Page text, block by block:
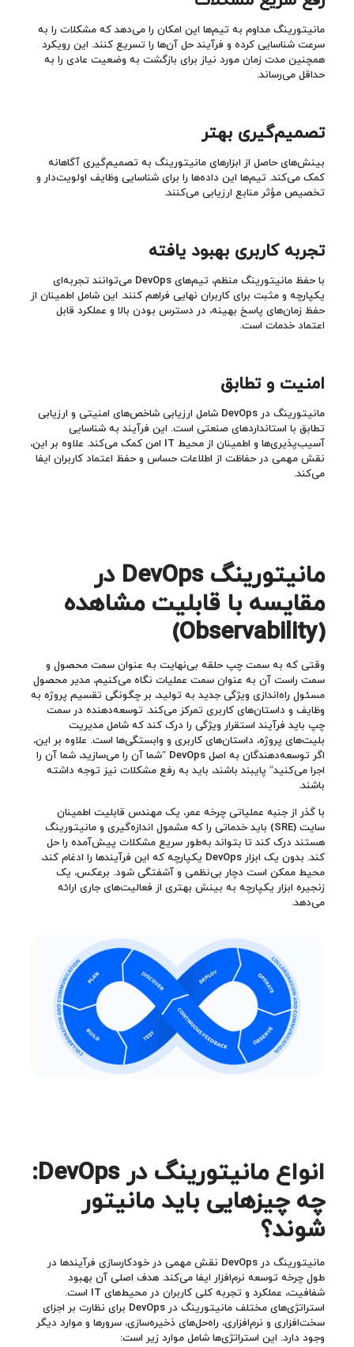
مانیتورینگ مداوم به تیم‌ها این امکان را می‌دهد که مشکلات را به
سرعت شناسایی کرده و فرآیند حل آن‌ها را تسریع کنند. این رویکرد
همچنین مدت زمان مورد نیاز برای بازگشت به وضعیت عادی را به
حداقل می‌رساند.
تصمیم‌گیری بهتر
بینش‌های حاصل از ابزارهای مانیتورینگ به تصمیم‌گیری آگاهانه
کمک می‌کند. تیم‌ها این داده‌ها را برای شناسایی وظایف اولویت‌دار و
تخصیص مؤثر منابع ارزیابی می‌کنند.
تجربه کاربری بهبود یافته
با حفظ مانیتورینگ منظم، تیم‌های DevOps می‌توانند تجربه‌ای
یکپارچه و مثبت برای کاربران نهایی فراهم کنند. این شامل اطمینان از
حفظ زمان‌های پاسخ بهینه، در دسترس بودن بالا و عملکرد قابل
اعتماد خدمات است.
امنیت و تطابق
مانیتورینگ در DevOps شامل ارزیابی شاخص‌های امنیتی و ارزیابی
تطابق با استانداردهای صنعتی است. این فرآیند به شناسایی
آسیب‌پذیری‌ها و اطمینان از محیط IT امن کمک می‌کند. علاوه بر این،
نقش مهمی در حفاظت از اطلاعات حساس و حفظ اعتماد کاربران ایفا
می‌کند.
مانیتورینگDevOps در
مقایسه با قابلیت مشاهده
(Observability)
وقتی که به سمت چپ حلقه بی‌نهایت به عنوان سمت محصول و
سمت راست آن به عنوان سمت عملیات نگاه می‌کنیم، مدیر محصول
مسئول راه‌اندازی ویژگی جدید به تولید، بر چگونگی تقسیم پروژه به
وظایف و داستان‌های کاربری تمرکز می‌کند. توسعه‌دهنده در سمت
چپ باید فرآیند استقرار ویژگی را درک کند که شامل مدیریت
بلیت‌های پروژه، داستان‌های کاربری و وابستگی‌ها است. علاوه بر این،
اگر توسعه‌دهندگان به اصل DevOps “شما آن را می‌سازید، شما آن را
اجرا می‌کنید” پایبند باشند، باید به رفع مشکلات نیز توجه داشته
باشند.
با گذر از جنبه عملیاتی چرخه عمر، یک مهندس قابلیت اطمینان
سایت (SRE) باید خدماتی را که مشمول اندازه‌گیری و مانیتورینگ
هستند درک کند تا بتواند به‌طور سریع مشکلات پیش‌آمده را حل
کند. بدون یک ابزار DevOps یکپارچه که این فرآیندها را ادغام کند،
محیط ممکن است دچار بی‌نظمی و آشفتگی شود. برعکس، یک
زنجیره ابزار یکپارچه به بینش بهتری از فعالیت‌های جاری ارائه
می‌دهد.
انواع مانیتورینگ درDevOps:
چه چیزهایی باید مانیتور
شوند؟
مانیتورینگ در DevOps نقش مهمی در خودکارسازی فرآیندها در
طول چرخه توسعه نرم‌افزار ایفا می‌کند. هدف اصلی آن بهبود
شفافیت، عملکرد و تجربه کلی کاربران در محیط‌های IT است.
استراتژی‌های مختلف مانیتورینگ در DevOps برای نظارت بر اجزای
سخت‌افزاری و نرم‌افزاری، راه‌حل‌های ذخیره‌سازی، سرورها و موارد دیگر
وجود دارد. این استراتژی‌ها شامل موارد زیر است: